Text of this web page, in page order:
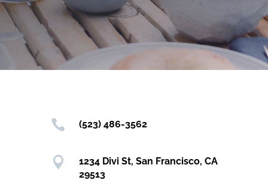
 (523) 486-3562

1234 Divi St, San Francisco, CA
29513